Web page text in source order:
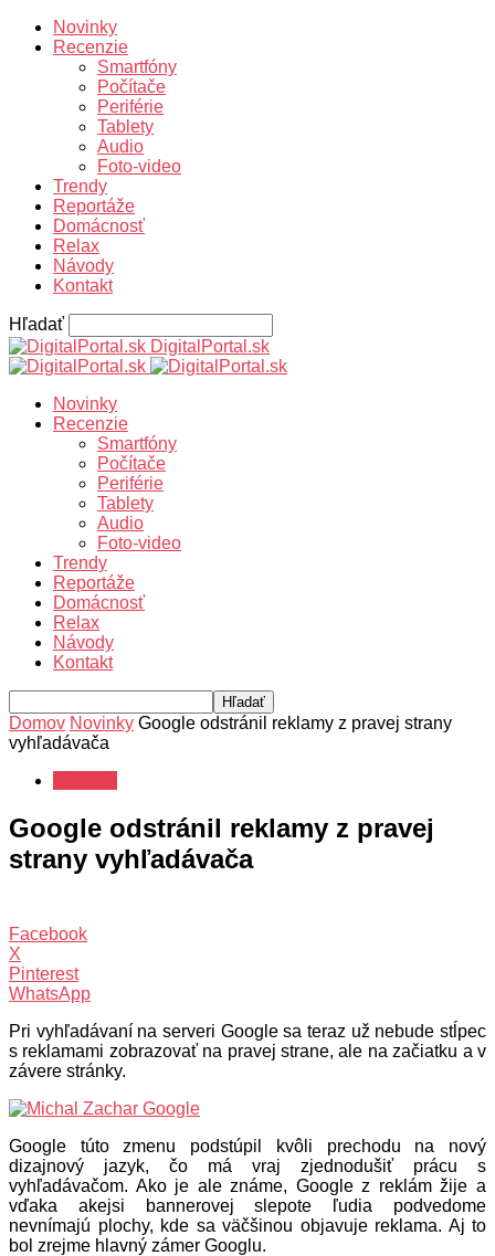
Novinky
Recenzie
Smartfóny
Počítače
Periférie
Tablety
Audio
Foto-video
Trendy
Reportáže
Domácnosť
Relax
Návody
Kontakt
Hľadať
DigitalPortal.sk
Novinky
Recenzie
Smartfóny
Počítače
Periférie
Tablety
Audio
Foto-video
Trendy
Reportáže
Domácnosť
Relax
Návody
Kontakt
Domov Novinky Google odstránil reklamy z pravej strany
vyhľadávača
Google odstránil reklamy z pravej
strany vyhľadávača
Facebook
X
Pinterest
WhatsApp
Pri vyhľadávaní na serveri Google sa teraz už nebude stĺpec
s reklamami zobrazovať na pravej strane, ale na začiatku a v
závere stránky.
Google túto zmenu podstúpil kvôli prechodu na nový
dizajnový jazyk, čo má vraj zjednodušiť prácu s
vyhľadávačom. Ako je ale známe, Google z reklám žije a
vďaka akejsi bannerovej slepote ľudia podvedome
nevnímajú plochy, kde sa väčšinou objavuje reklama. Aj to
bol zrejme hlavný zámer Googlu.